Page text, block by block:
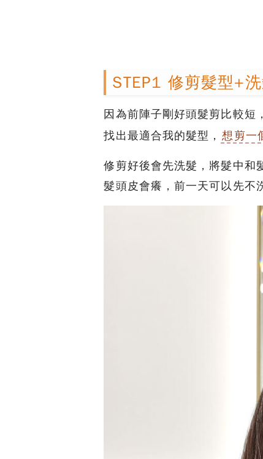
STEP1 修剪髮型+
因為前陣子剛好頭髮剪比較短
找出最適合我的髮型， 想剪一
修剪好後會先洗髮，將髮中和
髮頭皮會癢，前一天可以先不